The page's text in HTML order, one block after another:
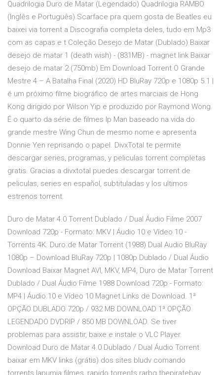
Quadrilogia Duro de Matar (Legendado) Quadrilogia RAMBO
(Inglês e Português) Scarface pra quem gosta de Beatles eu
baixei via torrent a Discografia completa deles, tudo em Mp3
com as capas e t Coleção Desejo de Matar (Dublado) Baixar
desejo de matar 1 (death wish) - (831MB) - magnet link Baixar
desejo de matar 2 (750mb) Em Download Torrent O Grande
Mestre 4 – A Batalha Final (2020) HD BluRay 720p e 1080p 5.1 |
é um próximo filme biográfico de artes marciais de Hong
Kong dirigido por Wilson Yip e produzido por Raymond Wong.
É o quarto da série de filmes Ip Man baseado na vida do
grande mestre Wing Chun de mesmo nome e apresenta
Donnie Yen reprisando o papel. DivxTotal te permite
descargar series, programas, y peliculas torrent completas
gratis. Gracias a divxtotal puedes descargar torrent de
peliculas, series en español, subtituladas y los ultimos
estrenos torrent.
Duro de Matar 4.0 Torrent Dublado / Dual Áudio Filme 2007
Download 720p - Formato: MKV | Áudio 10 e Vídeo 10 -
Torrents 4K. Duro de Matar Torrent (1988) Dual Audio BluRay
1080p – Download BluRay 720p | 1080p Dublado / Dual Áudio
Download Baixar Magnet AVI, MKV, MP4, Duro de Matar Torrent
Dublado / Dual Áudio Filme 1988 Download 720p - Formato:
MP4 | Áudio 10 e Vídeo 10 Magnet Links de Download. 1ª
OPÇÃO DUBLADO 720p / 932 MB DOWNLOAD 1ª OPÇÃO
LEGENDADO DVDRIP / 850 MB DOWNLOAD. Se tiver
problemas para assistir, baixe e instale o VLC Player.
Download Duro de Matar 4.0 Dublado / Dual Áudio Torrent
baixar em MKV links (grátis) dos sites bludv comando